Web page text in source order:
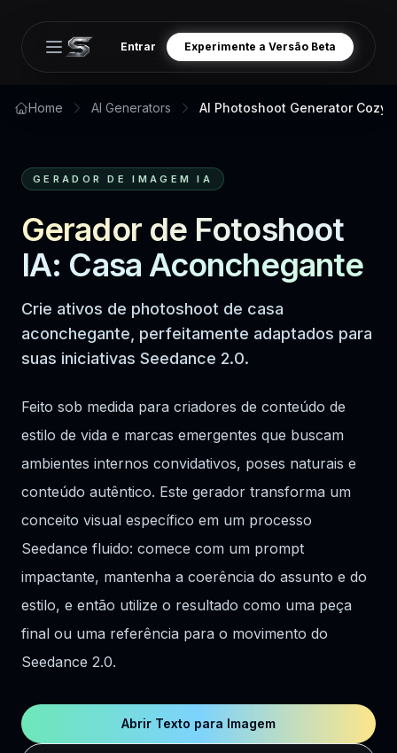
Open main menu
Entrar Experimente a Versão Beta
Home AI Generators AI Photoshoot Generator Cozy
GERADOR DE IMAGEM IA
Gerador de Fotoshoot
IA: Casa Aconchegante
Crie ativos de photoshoot de casa
aconchegante, perfeitamente adaptados para
suas iniciativas Seedance 2.0.
Feito sob medida para criadores de conteúdo de
estilo de vida e marcas emergentes que buscam
ambientes internos convidativos, poses naturais e
conteúdo autêntico. Este gerador transforma um
conceito visual específico em um processo
Seedance fluido: comece com um prompt
impactante, mantenha a coerência do assunto e do
estilo, e então utilize o resultado como uma peça
final ou uma referência para o movimento do
Seedance 2.0.
Abrir Texto para Imagem